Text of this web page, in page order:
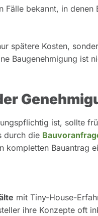
bekannt, in
spätere Kosten,
Baugenehmigung ist
ist, sollte
durch die
Bauantrag
mit Tiny-House-
ihre Konzepte oft